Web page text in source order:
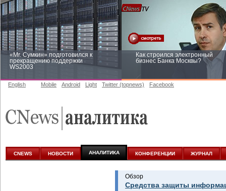
«Mr. Сумкин» подготовился к
прекращению поддержки
WS2003
Как строился электронный
бизнес Банка Москвы?
аналитике
English Mobile Android Light Twitter (topnews) Facebook
CNEWS НОВОСТИ АНАЛИТИКА КОНФЕРЕНЦИИ ЖУРНАЛ
Обзор
Средства защиты